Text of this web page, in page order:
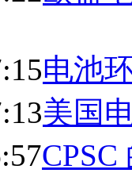
电池
美国